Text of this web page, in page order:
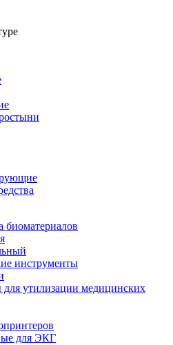
биоматериалов
инструменты
утилизации медицинских
для ЭКГ